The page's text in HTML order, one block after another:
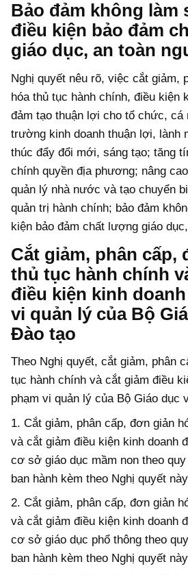
Bảo đảm không làm
điều kiện bảo đảm
giáo dục, an toàn
Nghị quyết nêu rõ, việc cắt giảm,
hóa thủ tục hành chính, điều kiện
đảm tạo thuận lợi cho tổ chức, cá
trường kinh doanh thuận lợi, lành
thúc đẩy đổi mới, sáng tạo; tăng
chính quyền địa phương; nâng
quản lý nhà nước và tạo chuyển
quản trị hành chính; bảo đảm
kiện bảo đảm chất lượng giáo
Cắt giảm, phân cấp,
thủ tục hành chính
điều kiện kinh
vi quản lý của Bộ
Đào tạo
Theo Nghị quyết, cắt giảm, phân
tục hành chính và cắt giảm điều
phạm vi quản lý của Bộ Giáo dục
1. Cắt giảm, phân cấp, đơn giản
và cắt giảm điều kiện kinh doanh
cơ sở giáo dục mầm non theo quy
ban hành kèm theo Nghị quyết
2. Cắt giảm, phân cấp, đơn giản
và cắt giảm điều kiện kinh doanh
cơ sở giáo dục phổ thông theo
ban hành kèm theo Nghị quyết